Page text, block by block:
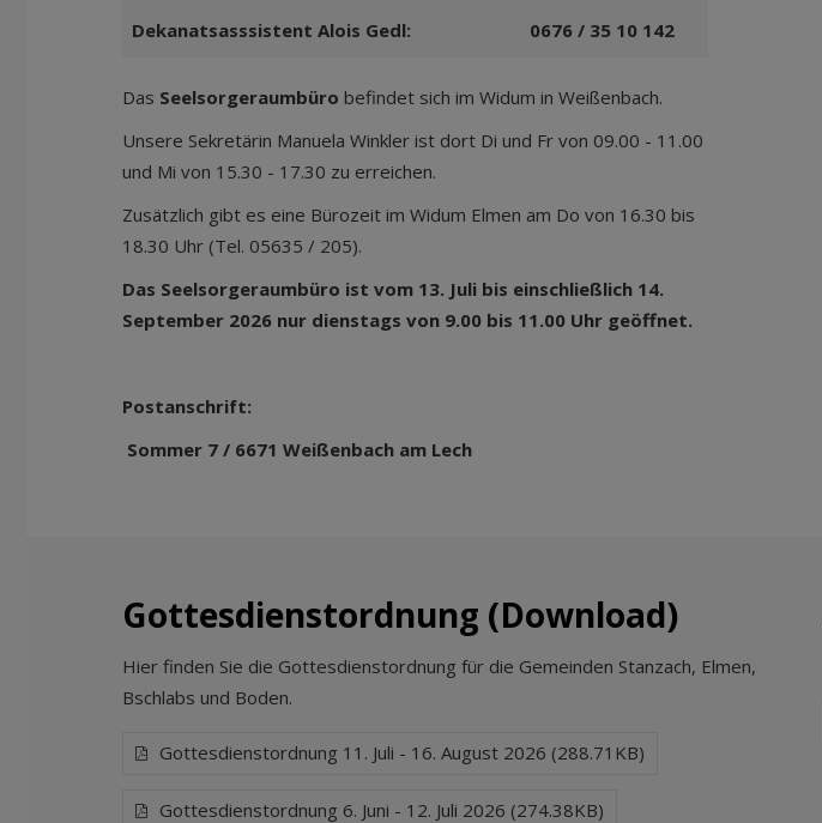
Dekanatsasssistent Alois Gedl:
0676 / 35 10 142
Das Seelsorgeraumbüro befindet sich im Widum in Weißenbach.
Unsere Sekretärin Manuela Winkler ist dort Di und Fr von 09.00 - 11.00
und Mi von 15.30 - 17.30 zu erreichen.
Zusätzlich gibt es eine Bürozeit im Widum Elmen am Do von 16.30 bis
18.30 Uhr (Tel. 05635 / 205).
Das Seelsorgeraumbüro ist vom 13. Juli bis einschließlich 14.
September 2026 nur dienstags von 9.00 bis 11.00 Uhr geöffnet.
Postanschrift:
Sommer 7 / 6671 Weißenbach am Lech
Gottesdienstordnung (Download)
Hier finden Sie die Gottesdienstordnung für die Gemeinden Stanzach, Elmen,
Bschlabs und Boden.
Gottesdienstordnung 11. Juli - 16. August 2026 (288.71KB)
Gottesdienstordnung 6. Juni - 12. Juli 2026 (274.38KB)